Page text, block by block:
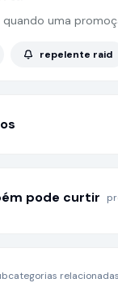
quando uma
repelente raid
pode curtir
relacionadas